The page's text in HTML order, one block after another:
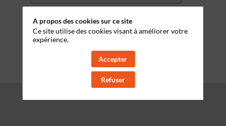
THÈMES
A propos des cookies sur ce site
Ce site utilise des cookies visant à améliorer votre
expérience.
Accepter
Refuser